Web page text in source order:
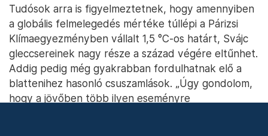
Tudósok arra is figyelmeztetnek, hogy amennyiben
a globális felmelegedés mértéke túllépi a Párizsi
Klímaegyezményben vállalt 1,5 °C-os határt, Svájc
gleccsereinek nagy része a század végére eltűnhet.
Addig pedig még gyakrabban fordulhatnak elő a
blattenihez hasonló csuszamlások. „Úgy gondolom,
hogy a jövőben több ilyen eseményre